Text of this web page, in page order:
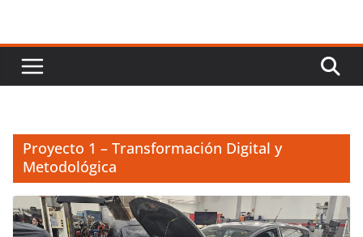
Proyecto 1 – Transformación Digital y
Metodológica